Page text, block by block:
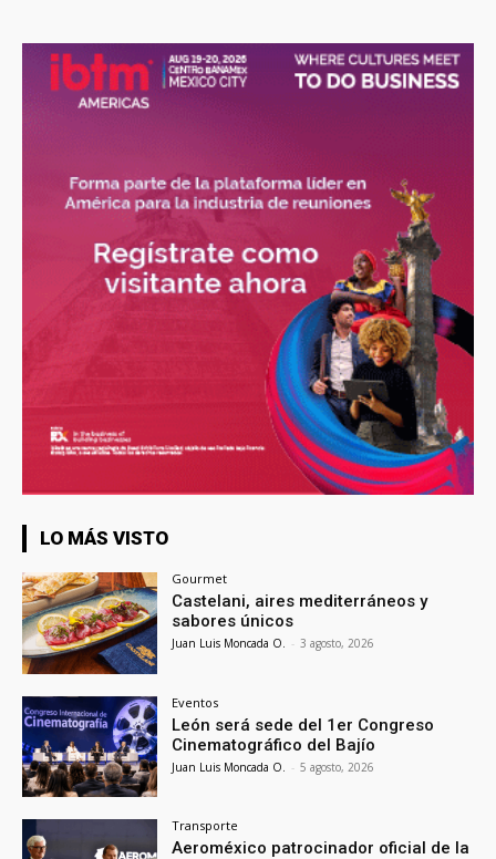
LO MÁS VISTO
Gourmet
Castelani, aires mediterráneos y
sabores únicos
Juan Luis Moncada O. - 3 agosto, 2026
Eventos
León será sede del 1er Congreso
Cinematográfico del Bajío
Juan Luis Moncada O. - 5 agosto, 2026
Transporte
Aeroméxico patrocinador oficial de la